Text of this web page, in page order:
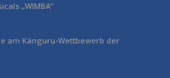
„WIMBA“
am Känguru-Wettbewerb der